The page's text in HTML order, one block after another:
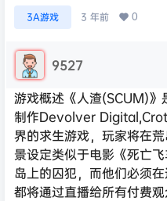
3A游戏 3 年前 0
9527
游戏概述《人渣(SCUM)
制作Devolver
界的求生游戏，玩家将在
景设定类似于电影《死亡
岛上的囚犯，而他们必须
都将通过直播给所有付费